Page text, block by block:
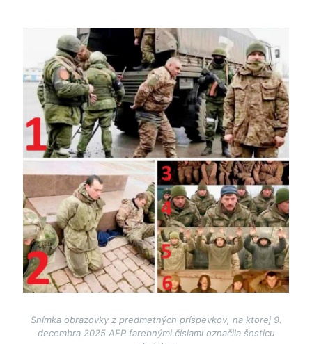
Snímka obrazovky z predmetných príspevkov, na ktorej 9.
decembra 2025 AFP farebnými číslami označila šesticu